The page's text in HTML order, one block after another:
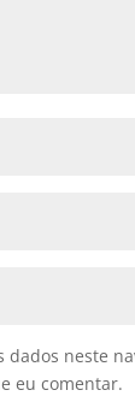
dados neste
eu comentar.